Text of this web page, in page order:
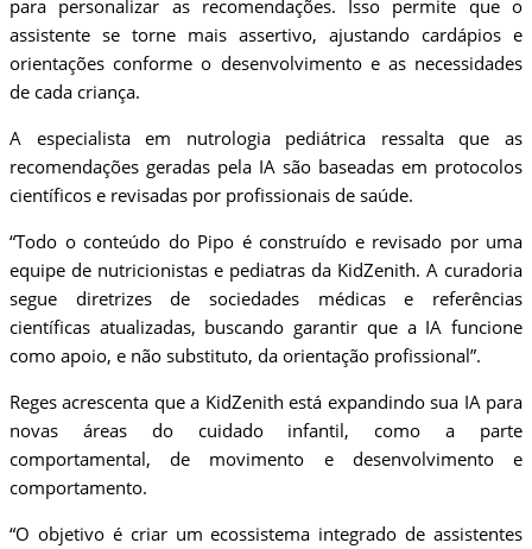
para personalizar as recomendações. Isso permite que o
assistente se torne mais assertivo, ajustando cardápios e
orientações conforme o desenvolvimento e as necessidades
de cada criança.
A especialista em nutrologia pediátrica ressalta que as
recomendações geradas pela IA são baseadas em protocolos
científicos e revisadas por profissionais de saúde.
“Todo o conteúdo do Pipo é construído e revisado por uma
equipe de nutricionistas e pediatras da KidZenith. A curadoria
segue diretrizes de sociedades médicas e referências
científicas atualizadas, buscando garantir que a IA funcione
como apoio, e não substituto, da orientação profissional”.
Reges acrescenta que a KidZenith está expandindo sua IA para
novas áreas do cuidado infantil, como a parte
comportamental, de movimento e desenvolvimento e
comportamento.
“O objetivo é criar um ecossistema integrado de assistentes